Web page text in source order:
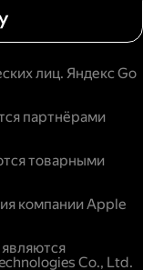
лиц. Яндекс Go
партнёрами
товарными
компании Apple
Co., Ltd.